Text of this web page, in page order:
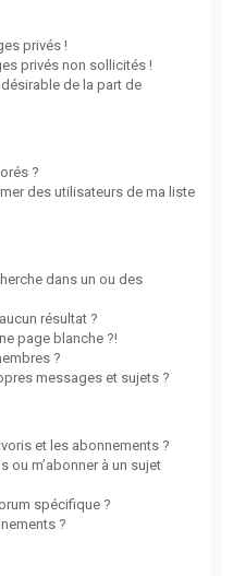
privés !
privés non sollicités !
de la part de
?
des utilisateurs de ma liste
dans un ou des
résultat ?
page blanche ?!
?
messages et sujets ?
et les abonnements ?
ou m’abonner à un sujet
spécifique ?
?